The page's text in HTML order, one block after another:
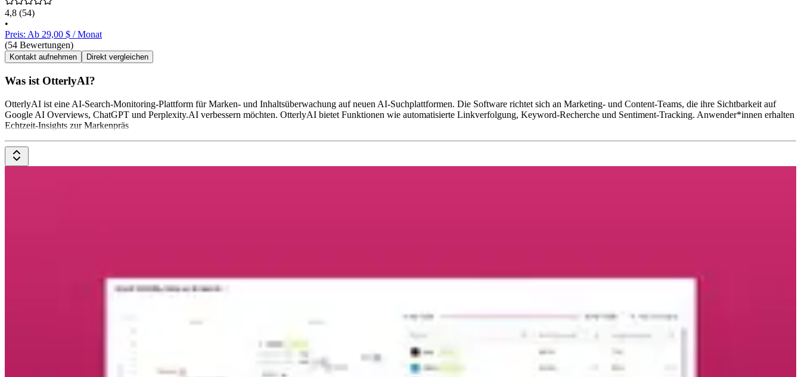
4,8 (54)
•
Preis: Ab 29,00 $ / Monat
(54 Bewertungen)
Kontakt aufnehmen Direkt vergleichen
Was ist OtterlyAI?
OtterlyAI ist eine AI-Search-Monitoring-Plattform für Marken- und Inhaltsüberwachung auf neuen AI-Suchplattformen. Die Software richtet sich an Marketing- und Content-Teams, die ihre Sichtbarkeit auf
Google AI Overviews, ChatGPT und Perplexity.AI verbessern möchten. OtterlyAI bietet Funktionen wie automatisierte Linkverfolgung, Keyword-Recherche und Sentiment-Tracking. Anwender*innen erhalten
Echtzeit-Insights zur Markenpräs